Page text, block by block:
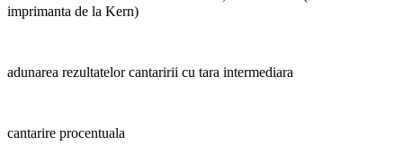
imprimanta de la Kern)
adunarea rezultatelor cantaririi cu tara intermediara
cantarire procentuala